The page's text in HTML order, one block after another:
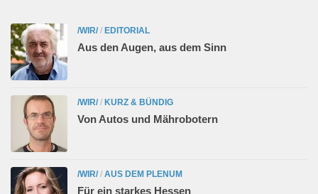
/WIR/ / EDITORIAL
Aus den Augen, aus dem Sinn
/WIR/ / KURZ & BÜNDIG
Von Autos und Mährobotern
/WIR/ / AUS DEM PLENUM
Für ein starkes Hessen